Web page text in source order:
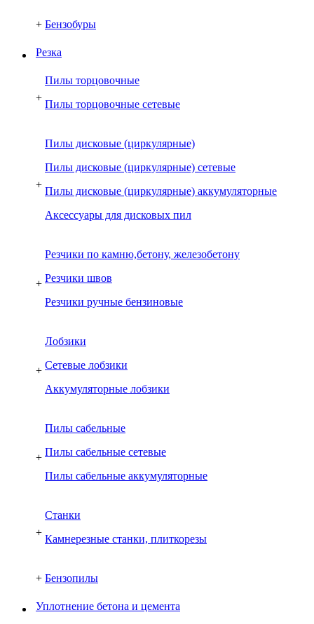
+ Бензобуры
Резка
+
Пилы торцовочные
Пилы торцовочные сетевые
+
Пилы дисковые (циркулярные)
Пилы дисковые (циркулярные) сетевые
Пилы дисковые (циркулярные) аккумуляторные
Аксессуары для дисковых пил
+
Резчики по камню,бетону, железобетону
Резчики швов
Резчики ручные бензиновые
+
Лобзики
Сетевые лобзики
Аккумуляторные лобзики
+
Пилы сабельные
Пилы сабельные сетевые
Пилы сабельные аккумуляторные
+
Cтанки
Камнерезные станки, плиткорезы
+ Бензопилы
Уплотнение бетона и цемента